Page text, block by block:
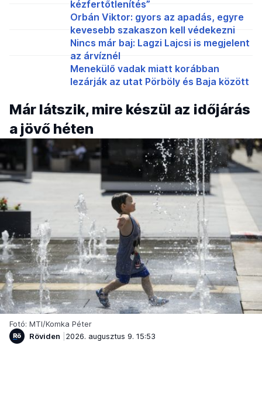
kézfertőtlenítés”
Orbán Viktor: gyors az apadás, egyre
kevesebb szakaszon kell védekezni
Nincs már baj: Lagzi Lajcsi is megjelent
az árvíznél
Menekülő vadak miatt korábban
lezárják az utat Pörböly és Baja között
Már látszik, mire készül az időjárás
a jövő héten
Fotó: MTI/Komka Péter
Röviden
2026. augusztus 9. 15:53